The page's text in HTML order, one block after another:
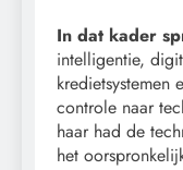
In dat kader
intelligentie,
kredietsystemen
controle naar
haar had de
het